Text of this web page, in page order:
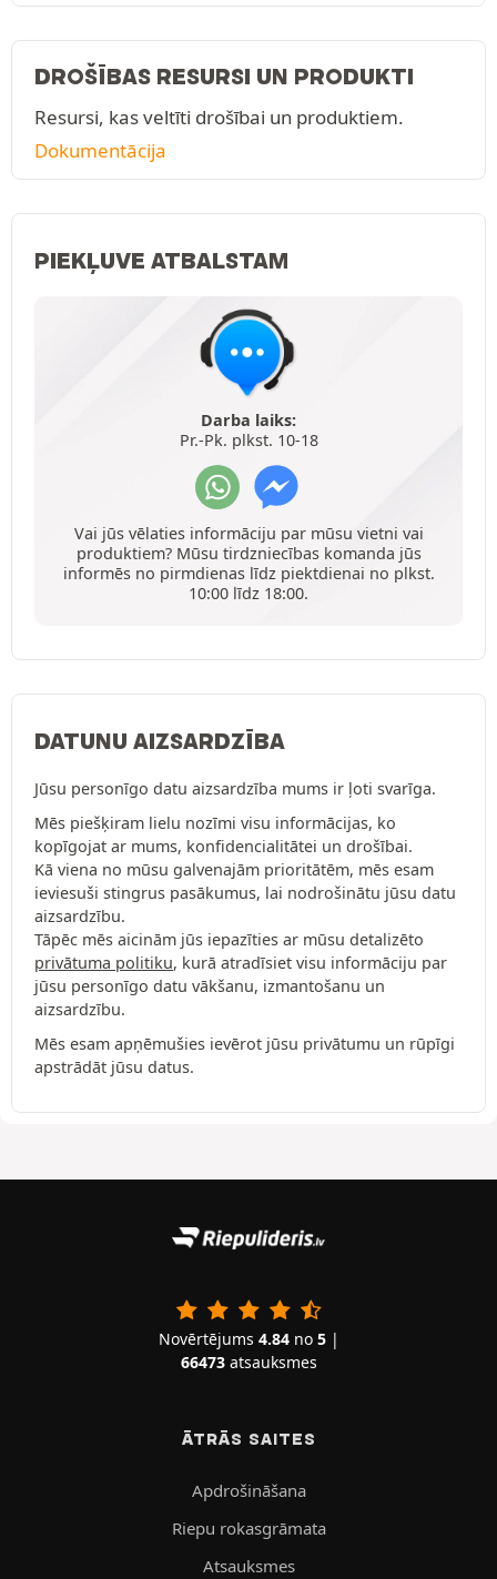
DROŠĪBAS RESURSI UN PRODUKTI
Resursi, kas veltīti drošībai un produktiem.
Dokumentācija
PIEKĻUVE ATBALSTAM
Darba laiks:
Pr.-Pk. plkst. 10-18
Vai jūs vēlaties informāciju par mūsu vietni vai
produktiem? Mūsu tirdzniecības komanda jūs
informēs no pirmdienas līdz piektdienai no plkst.
10:00 līdz 18:00.
DATUNU AIZSARDZĪBA
Jūsu personīgo datu aizsardzība mums ir ļoti svarīga.
Mēs piešķiram lielu nozīmi visu informācijas, ko
kopīgojat ar mums, konfidencialitātei un drošībai.
Kā viena no mūsu galvenajām prioritātēm, mēs esam
ieviesuši stingrus pasākumus, lai nodrošinātu jūsu datu
aizsardzību.
Tāpēc mēs aicinām jūs iepazīties ar mūsu detalizēto
privātuma politiku, kurā atradīsiet visu informāciju par
jūsu personīgo datu vākšanu, izmantošanu un
aizsardzību.
Mēs esam apņēmušies ievērot jūsu privātumu un rūpīgi
apstrādāt jūsu datus.
Novērtējums 4.84no 5|
66473atsauksmes
ĀTRĀS SAITES
Apdrošināšana
Riepu rokasgrāmata
Atsauksmes